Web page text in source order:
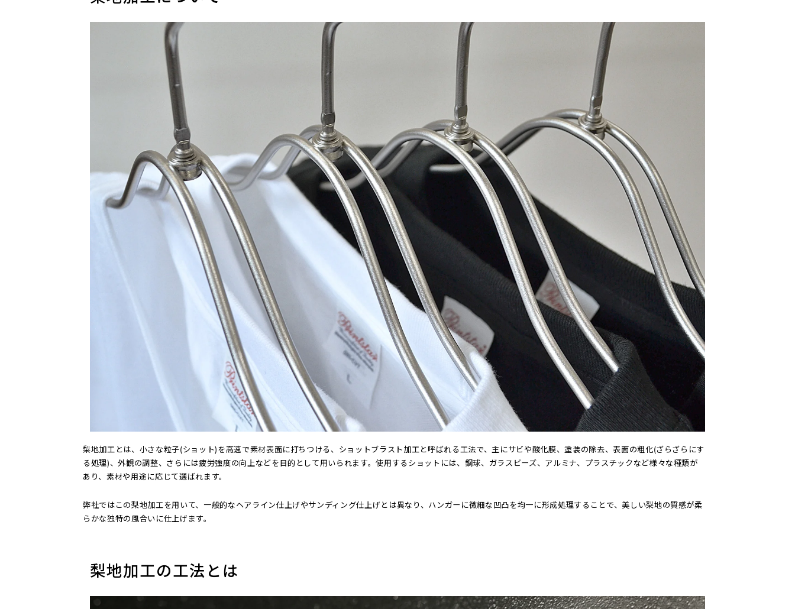
梨地加工とは、小さな粒子(ショット)を高速で素材表面に打ちつける、ショットブラスト加工と呼ばれる工法で、主にサビや酸化膜、塗装の除去、表面の粗化(ざらざらにす
る処理)、外観の調整、さらには疲労強度の向上などを目的として用いられます。使用するショットには、鋼球、ガラスビーズ、アルミナ、プラスチックなど様々な種類が
あり、素材や用途に応じて選ばれます。
弊社ではこの梨地加工を用いて、一般的なヘアライン仕上げやサンディング仕上げとは異なり、ハンガーに微細な凹凸を均一に形成処理することで、美しい梨地の質感が柔
らかな独特の風合いに仕上げます。
梨地加工の工法とは